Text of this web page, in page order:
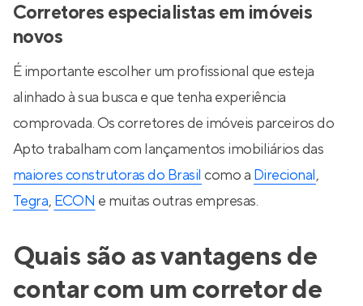
Corretores especialistas em imóveis
novos
É importante escolher um profissional que esteja
alinhado à sua busca e que tenha experiência
comprovada. Os corretores de imóveis parceiros do
Apto trabalham com lançamentos imobiliários das
maiores construtoras do Brasil como a Direcional,
Tegra, ECON e muitas outras empresas.
Quais são as vantagens de
contar com um corretor de